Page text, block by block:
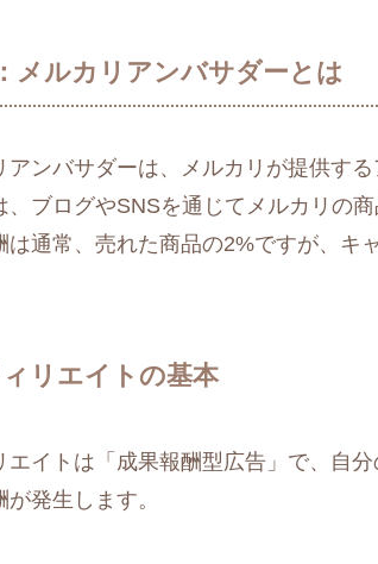
メルカリアンバサダーとは
アンバサダーは、メルカリが提供す
、ブログやSNSを通じてメルカリの
は通常、売れた商品の2%ですが、キ
リエイトの基本
エイトは「成果報酬型広告」で、自
が発生します​​。